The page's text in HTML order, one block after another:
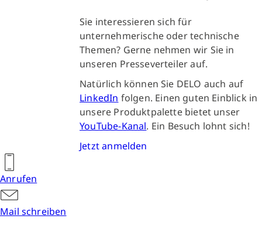
Sie interessieren sich für
unternehmerische oder technische
Themen? Gerne nehmen wir Sie in
unseren Presseverteiler auf.
Natürlich können Sie DELO auch auf
LinkedIn folgen. Einen guten Einblick in
unsere Produktpalette bietet unser
YouTube-Kanal. Ein Besuch lohnt sich!
Jetzt anmelden
Anrufen
Mail schreiben